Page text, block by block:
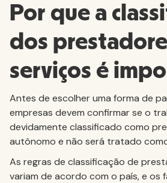
Por que a
dos
serviços é
Antes de escolher uma forma de
empresas devem confirmar se o
devidamente classificado como
autônomo e não será tratado
As regras de classificação de
variam de acordo com o país, e os